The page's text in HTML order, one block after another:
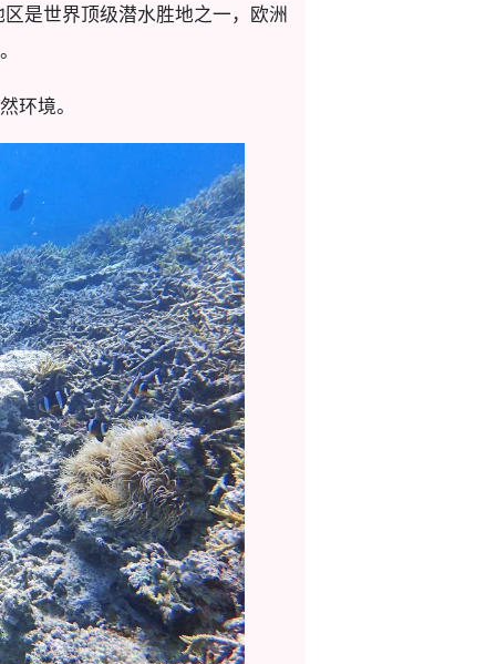
是世界顶级潜水胜地之一，欧洲
环境。